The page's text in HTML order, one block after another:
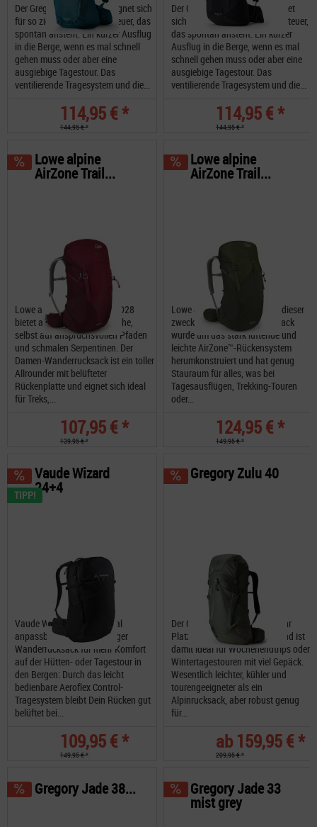
Der Gregory Sula 16 H20 eignet sich
für so ziemlich jedes Abenteuer, das
spontan ansteht. Ein kurzer Ausflug
in die Berge, wenn es mal schnell
gehen muss oder aber eine
ausgiebige Tagestour. Das
ventilierende Tragesystem und die...
114,95 € *
144,95 € *
Der Gregory Salvo 16 H20 eignet
sich für so ziemlich jedes Abenteuer,
das spontan ansteht. Ein kurzer
Ausflug in die Berge, wenn es mal
schnell gehen muss oder aber eine
ausgiebige Tagestour. Das
ventilierende Tragesystem und die...
114,95 € *
144,95 € *
Lowe alpine Airzone Trail ND28
bietet angenehm kühle Frische,
selbst auf anspruchsvollen Pfaden
und schmalen Serpentinen. Der
Damen-Wanderrucksack ist ein toller
Allrounder mit belüfteter
Rückenplatte und eignet sich ideal
für Treks,...
107,95 € *
139,95 € *
Lowe alpine
AirZone Trail...
Lowe alpine AirZone Trail 35 dieser
zweckmäßige 35-Liter-Rucksack
wurde um das stark lüftende und
leichte AirZone™-Rückensystem
herumkonstruiert und hat genug
Stauraum für alles, was bei
Tagesausflügen, Trekking-Touren
oder...
124,95 € *
149,95 € *
Lowe alpine
AirZone Trail...
TIPP!
Vaude Wizard 24+4 Optimal
anpassbarer, sehr geräumiger
Wanderrucksack für mehr Komfort
auf der Hütten- oder Tagestour in
den Bergen: Durch das leicht
bedienbare Aeroflex Control-
Tragesystem bleibt Dein Rücken gut
belüftet bei...
109,95 € *
149,95 € *
Vaude Wizard
24+4
Der Gregory Zulu 40 bietet mehr
Platz als ein Tagesrucksack und ist
damit ideal für Wochenendtrips oder
Wintertagestouren mit viel Gepäck.
Wesentlich leichter, kühler und
tourengeeigneter als ein
Alpinrucksack, aber robust genug
für...
ab 159,95 € *
209,95 € *
Gregory Zulu 40
Gregory Jade 38... Gregory Jade 33
mist grey